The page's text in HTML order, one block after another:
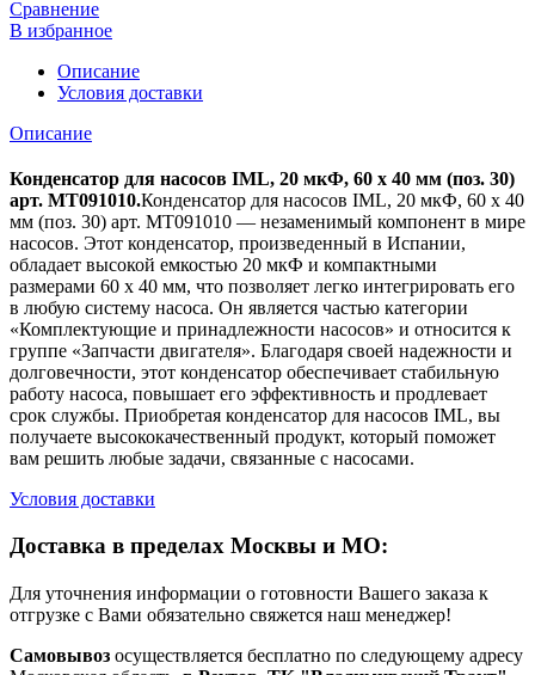
Сравнение
В избранное
Описание
Условия доставки
Описание
Конденсатор для насосов IML, 20 мкФ, 60 x 40 мм (поз. 30)
арт. MT091010.Конденсатор для насосов IML, 20 мкФ, 60 x 40
мм (поз. 30) арт. MT091010 — незаменимый компонент в мире
насосов. Этот конденсатор, произведенный в Испании,
обладает высокой емкостью 20 мкФ и компактными
размерами 60 x 40 мм, что позволяет легко интегрировать его
в любую систему насоса. Он является частью категории
«Комплектующие и принадлежности насосов» и относится к
группе «Запчасти двигателя». Благодаря своей надежности и
долговечности, этот конденсатор обеспечивает стабильную
работу насоса, повышает его эффективность и продлевает
срок службы. Приобретая конденсатор для насосов IML, вы
получаете высококачественный продукт, который поможет
вам решить любые задачи, связанные с насосами.
Условия доставки
Доставка в пределах Москвы и МО:
Для уточнения информации о готовности Вашего заказа к
отгрузке с Вами обязательно свяжется наш менеджер!
Самовывоз осуществляется бесплатно по следующему адресу